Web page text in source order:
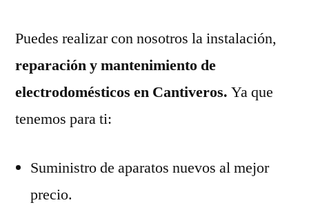
Puedes realizar con nosotros la instalación,
reparación y mantenimiento de
electrodomésticos en Cantiveros. Ya que
tenemos para ti:
Suministro de aparatos nuevos al mejor
precio.